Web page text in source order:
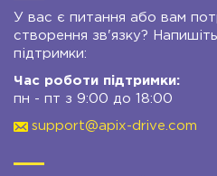
У вас є питання або вам
створення зв'язку?
підтримки:
Час роботи підтримки:
пн - пт з 9:00 до 18:00
support@apix-drive.com